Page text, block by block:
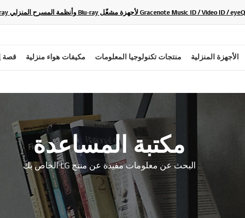
الأجهزة المنزلية منتجات تكنولوجيا المعلومات مكيفات هواء منزلية قصة
مكتبة المساعدة
البحث عن معلومات مفيدة عن منتج LG الخاص بك